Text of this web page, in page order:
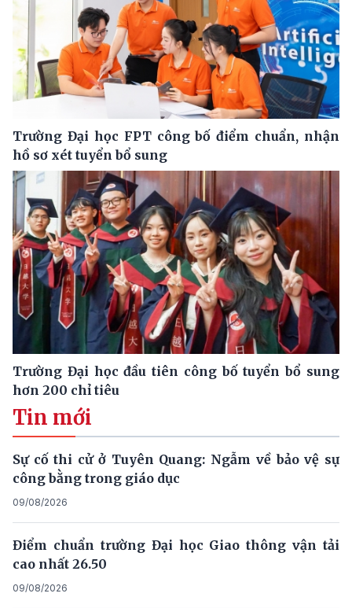
Trường Đại học FPT công bố điểm chuẩn, nhận
hồ sơ xét tuyển bổ sung
Trường Đại học đầu tiên công bố tuyển bổ sung
hơn 200 chỉ tiêu
Tin mới
Sự cố thi cử ở Tuyên Quang: Ngẫm về bảo vệ sự
công bằng trong giáo dục
09/08/2026
Điểm chuẩn trường Đại học Giao thông vận tải
cao nhất 26.50
09/08/2026